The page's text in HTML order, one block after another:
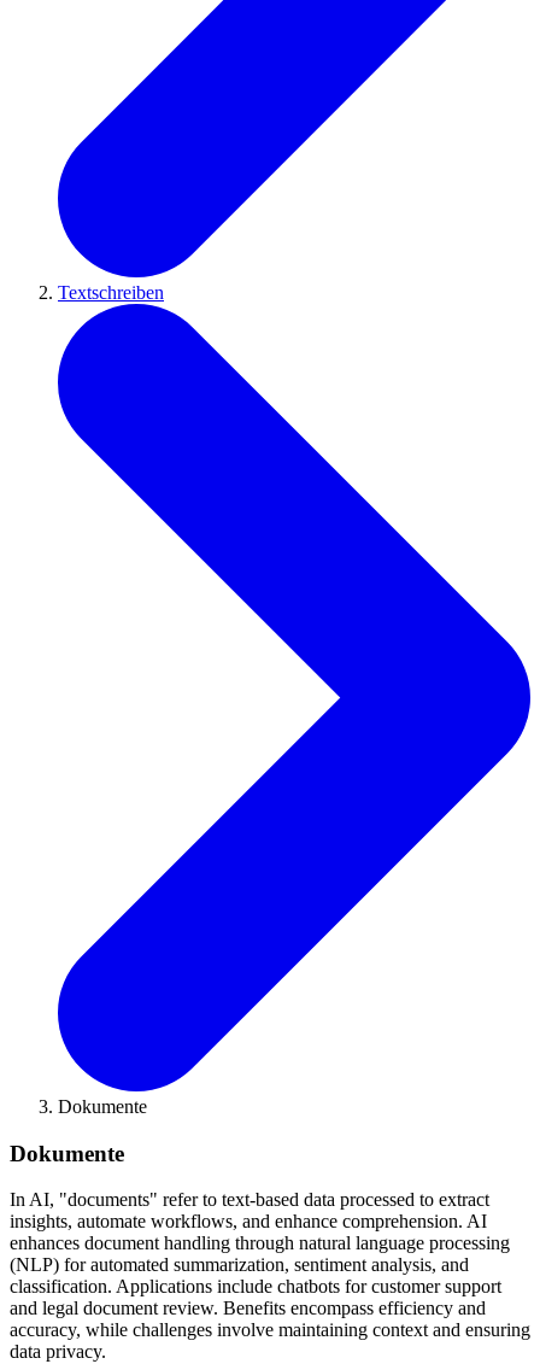
Textschreiben
Dokumente
Dokumente
In AI, "documents" refer to text-based data processed to extract
insights, automate workflows, and enhance comprehension. AI
enhances document handling through natural language processing
(NLP) for automated summarization, sentiment analysis, and
classification. Applications include chatbots for customer support
and legal document review. Benefits encompass efficiency and
accuracy, while challenges involve maintaining context and ensuring
data privacy.